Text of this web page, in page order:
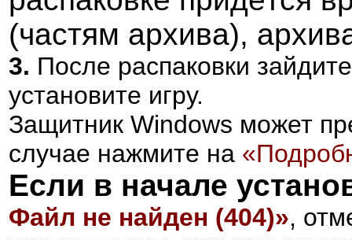
(частям архива),
3. После распаковки
установите игру.
Защитник Windows может
случае нажмите на
Если в начале
Файл не найден (404)»,